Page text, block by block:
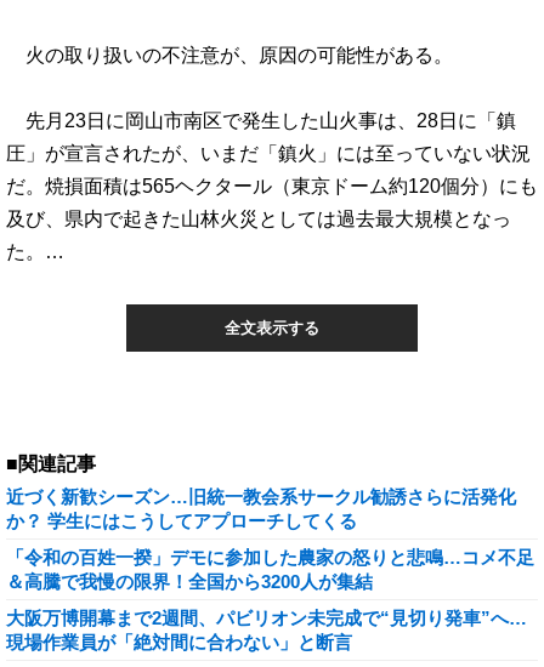
火の取り扱いの不注意が、原因の可能性がある。
先月23日に岡山市南区で発生した山火事は、28日に「鎮
圧」が宣言されたが、いまだ「鎮火」には至っていない状況
だ。焼損面積は565ヘクタール（東京ドーム約120個分）にも
及び、県内で起きた山林火災としては過去最大規模となっ
た。…
全文表示する
■関連記事
近づく新歓シーズン…旧統一教会系サークル勧誘さらに活発化
か？ 学生にはこうしてアプローチしてくる
「令和の百姓一揆」デモに参加した農家の怒りと悲鳴…コメ不足
＆高騰で我慢の限界！全国から3200人が集結
大阪万博開幕まで2週間、パビリオン未完成で“見切り発車”へ…
現場作業員が「絶対間に合わない」と断言